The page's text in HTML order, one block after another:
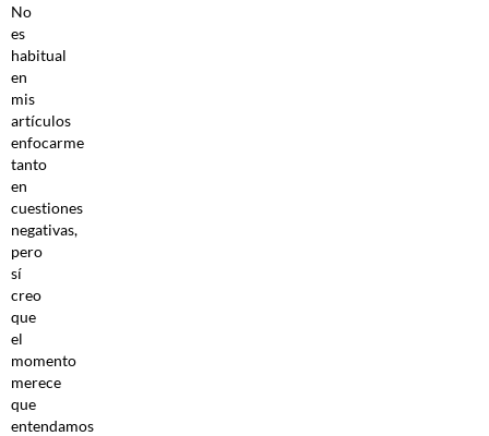
No
es
habitual
en
mis
artículos
enfocarme
tanto
en
cuestiones
negativas,
pero
sí
creo
que
el
momento
merece
que
entendamos